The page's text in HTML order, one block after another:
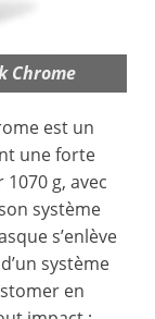
Chrome
est un
une forte
g, avec
système
s’enlève
système
en